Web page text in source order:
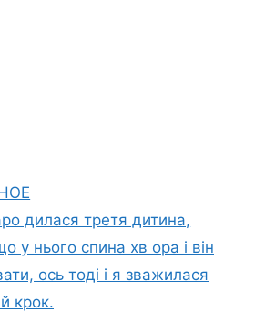
дилася третя дитина,
у нього спина хв ора і він
ось тоді і я зважилася
крок.